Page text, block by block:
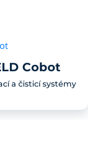
Cobot
a čisticí systémy